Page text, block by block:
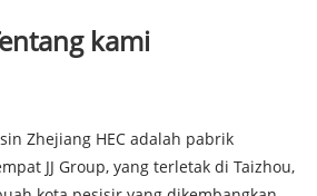
kami
Zhejiang HEC adalah pabrik
JJ Group, yang terletak di Taizhou,